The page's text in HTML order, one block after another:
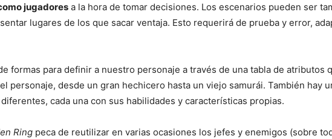
jugadores a la hora de tomar decisiones. Los escenarios pueden ser
lugares de los que sacar ventaja. Esto requerirá de prueba y error,
formas para definir a nuestro personaje a través de una tabla de atributos
personaje, desde un gran hechicero hasta un viejo samurái. También hay
cada una con sus habilidades y características propias.
Ring peca de reutilizar en varias ocasiones los jefes y enemigos (sobre